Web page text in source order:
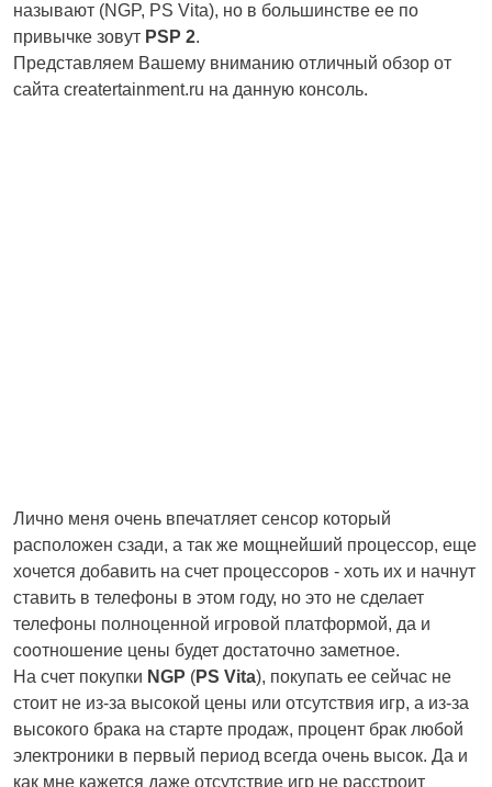
называют (NGP, PS Vita), но в большинстве ее по
привычке зовут PSP 2.
Представляем Вашему вниманию отличный обзор от
сайта creatertainment.ru на данную консоль.
Лично меня очень впечатляет сенсор который
расположен сзади, а так же мощнейший процессор, еще
хочется добавить на счет процессоров - хоть их и начнут
ставить в телефоны в этом году, но это не сделает
телефоны полноценной игровой платформой, да и
соотношение цены будет достаточно заметное.
На счет покупки NGP (PS Vita), покупать ее сейчас не
стоит не из-за высокой цены или отсутствия игр, а из-за
высокого брака на старте продаж, процент брак любой
электроники в первый период всегда очень высок. Да и
как мне кажется даже отсутствие игр не расстроит